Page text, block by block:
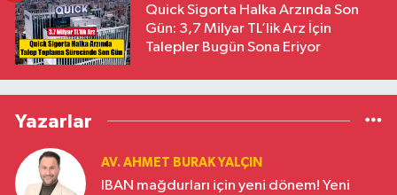
Quick Sigorta Halka Arzında Son
Gün: 3,7 Milyar TL’lik Arz İçin
Talepler Bugün Sona Eriyor
Yazarlar
AV. AHMET BURAK YALÇIN
IBAN mağdurları için yeni dönem! Yeni